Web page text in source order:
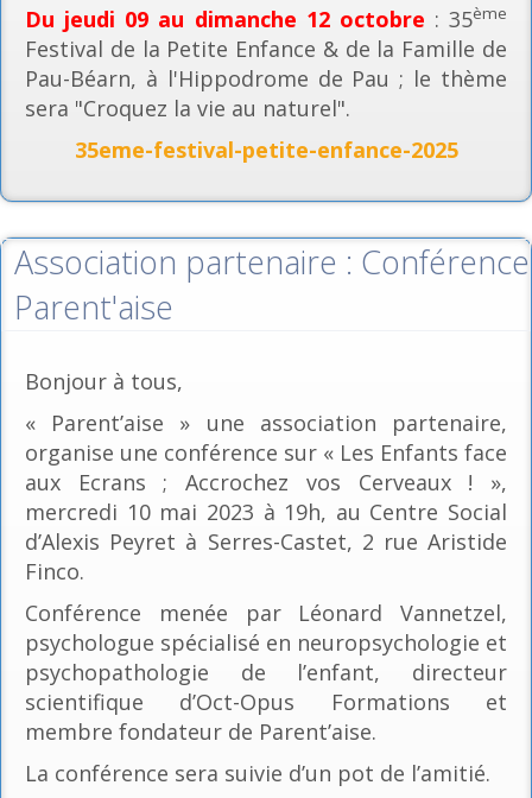
Du jeudi 09 au dimanche 12 octobre : 35ème
Festival de la Petite Enfance & de la Famille de
Pau-Béarn, à l'Hippodrome de Pau ; le thème
sera "Croquez la vie au naturel".
35eme-festival-petite-enfance-2025
Association partenaire : Conférence
Parent'aise
Bonjour à tous,
« Parent’aise » une association partenaire,
organise une conférence sur « Les Enfants face
aux Ecrans ; Accrochez vos Cerveaux ! »,
mercredi 10 mai 2023 à 19h, au Centre Social
d’Alexis Peyret à Serres-Castet, 2 rue Aristide
Finco.
Conférence menée par Léonard Vannetzel,
psychologue spécialisé en neuropsychologie et
psychopathologie de l’enfant, directeur
scientifique d’Oct-Opus Formations et
membre fondateur de Parent’aise.
La conférence sera suivie d’un pot de l’amitié.